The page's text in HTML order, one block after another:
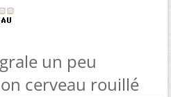
un peu
cerveau rouillé